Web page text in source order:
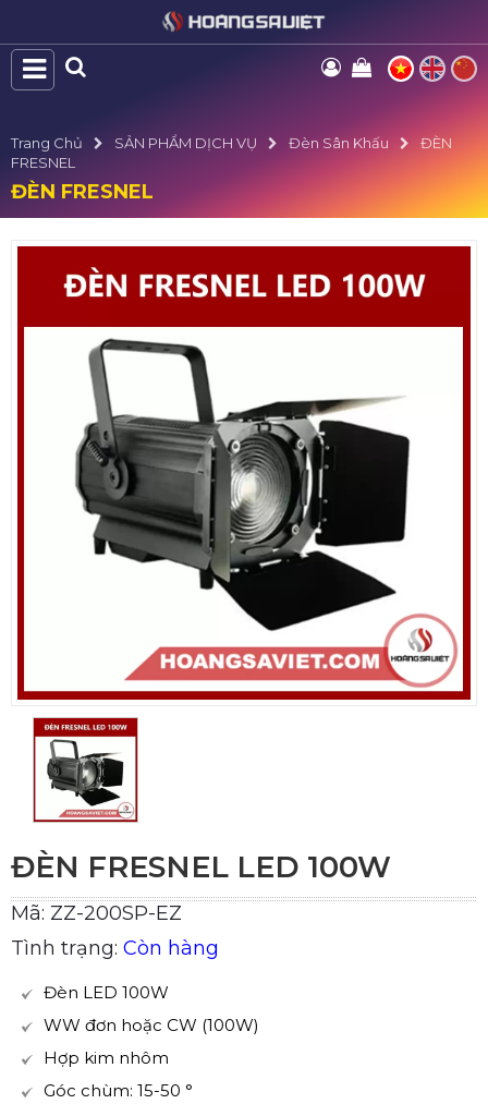
Trang Chủ SẢN PHẨM DỊCH VỤ Đèn Sân Khấu
ĐÈN
FRESNEL
ĐÈN FRESNEL
ĐÈN FRESNEL LED 100W
Mã: ZZ-200SP-EZ
Tình trạng: Còn hàng
Đèn LED 100W
WW đơn hoặc CW (100W)
Hợp kim nhôm
Góc chùm: 15-50 °